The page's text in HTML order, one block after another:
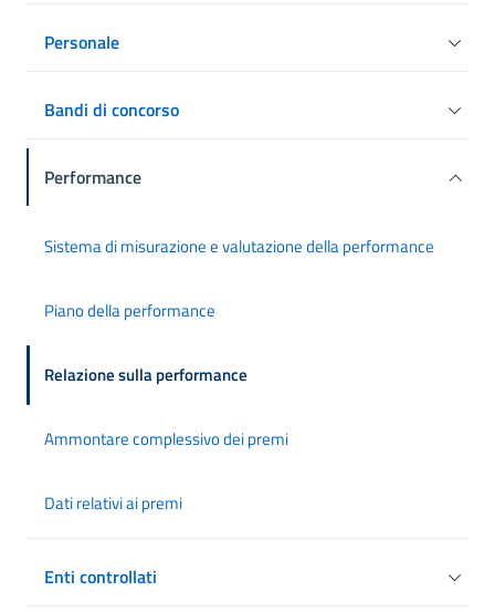
Personale
Bandi di concorso
Performance
Sistema di misurazione e valutazione della performance
Piano della performance
Relazione sulla performance
Ammontare complessivo dei premi
Dati relativi ai premi
Enti controllati